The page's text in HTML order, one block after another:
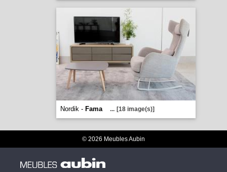
Nordik - Fama ... [18 image(s)]
© 2026 Meubles Aubin